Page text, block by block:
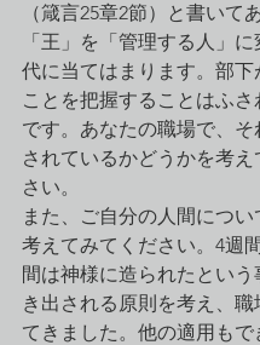
（箴言25章2節）と書いて
「王」を「管理する人」
代に当てはまります。部下
ことを把握することはふさ
です。あなたの職場で、そ
されているかどうかを考
さい。
また、ご自分の人間につい
考えてみてください。4週
間は神様に造られたとい
き出される原則を考え、職
てきました。他の適用もで